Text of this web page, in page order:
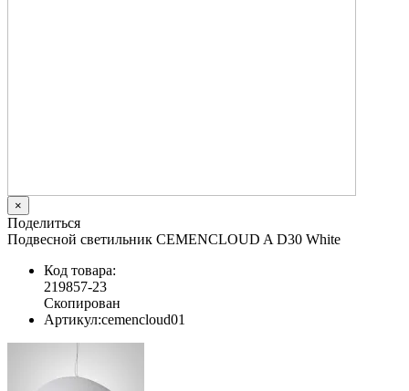
×
Поделиться
Подвесной светильник CEMENCLOUD A D30 White
Код товара:
219857-23
Скопирован
Артикул:cemencloud01